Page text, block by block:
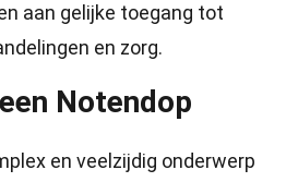
aan gelijke toegang tot
en zorg.
Notendop
en veelzijdig onderwerp